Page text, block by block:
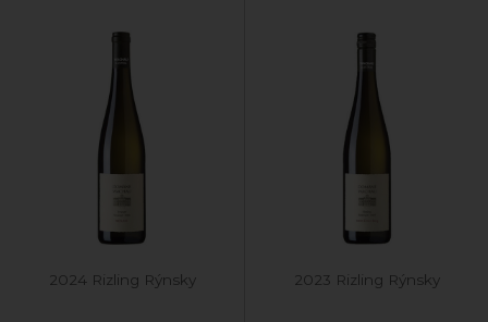
2024 Rizling Rýnsky 2023 Rizling Rýnsky